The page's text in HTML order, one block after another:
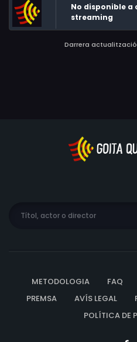
Danny Reuben, Brandon
No disponible
streaming
Darrera
METODOLOGIA FAQ
PREMSA
AVÍS LEGAL
POLÍTICA DE